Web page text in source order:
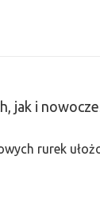
jak i
rurek